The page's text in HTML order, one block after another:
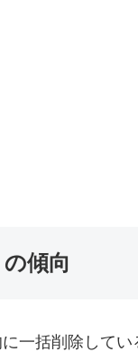
傾向
一括削除して